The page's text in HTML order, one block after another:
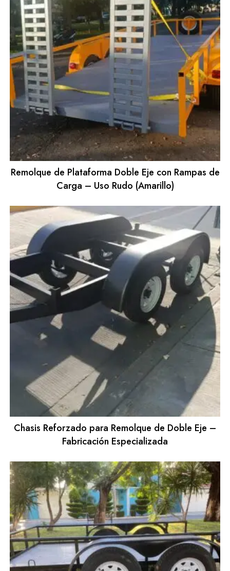
Remolque de Plataforma Doble Eje con Rampas de
Carga – Uso Rudo (Amarillo)
Chasis Reforzado para Remolque de Doble Eje –
Fabricación Especializada